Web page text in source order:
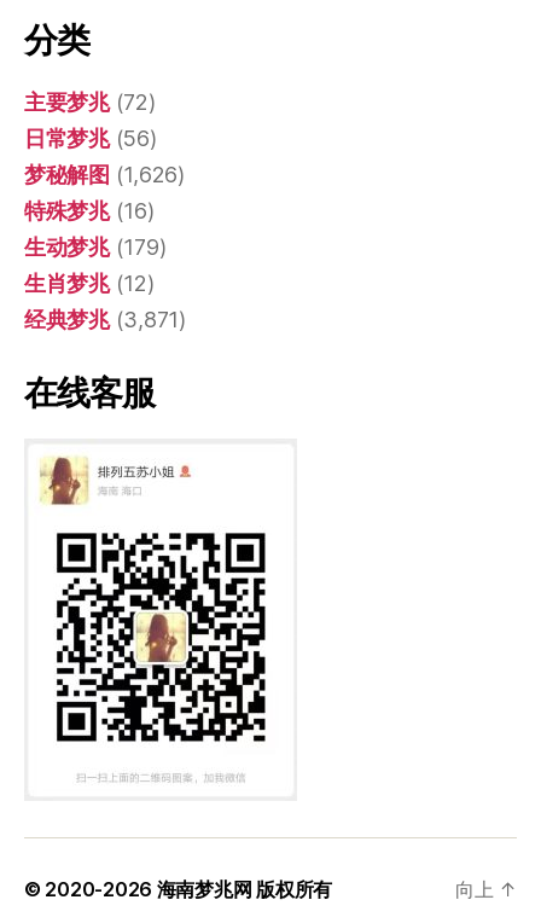
分类
主要梦兆(72)
日常梦兆(56)
梦秘解图 (1,626)
特殊梦兆(16)
生动梦兆(179)
生肖梦兆(12)
经典梦兆(3,871)
在线客服
© 2020-2026 海南梦兆网 版权所有 向上 ↑